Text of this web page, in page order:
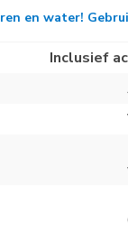
en water!
Inclusief